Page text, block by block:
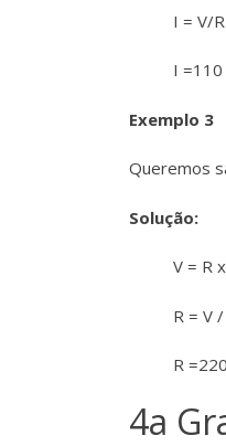
I = V/R
I
Exemplo 3
Queremos
Solução:
V = R
R = V
R
4a